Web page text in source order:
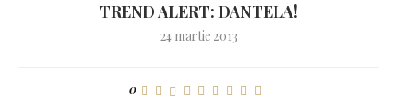
TREND ALERT: DANTELA!
24 martie 2013
0